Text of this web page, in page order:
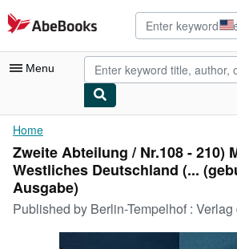
Skip to main content
AbeBooks.com
Menu
My Account
My Purchases
Advanced Search
Browse Collections
Home
Zweite Abteilung / Nr.108 - 210)
Westliches Deutschland (...
Ausgabe)
Published by Berlin-Tempelhof : Verlag der